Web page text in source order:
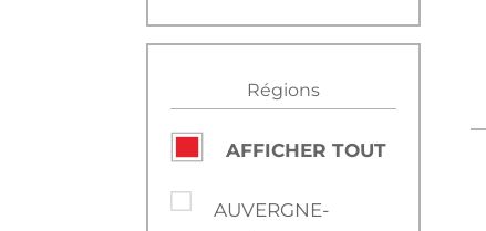
Régions
AFFICHER TOUT
AUVERGNE-